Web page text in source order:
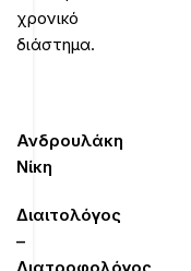
χρονικό
διάστημα.
Ανδρουλάκη
Νίκη
Διαιτολόγος
–